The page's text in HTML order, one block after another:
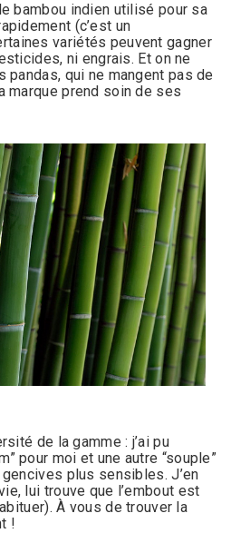
bambou indien utilisé pour sa
(c’est un
variétés peuvent gagner
ni engrais. Et on ne
pandas, qui ne mangent pas de
marque prend soin de ses
de la gamme : j’ai pu
pour moi et une autre “souple”
plus sensibles. J’en
lui trouve que l’embout est
À vous de trouver la
!